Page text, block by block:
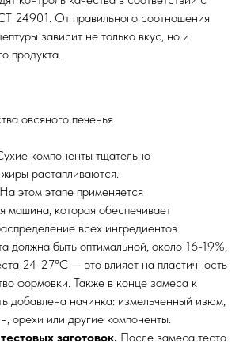
24901. От правильного соотношения
зависит не только вкус, но и
продукта.
овсяного печенья
компоненты тщательно
растапливаются.
На этом этапе применяется
машина, которая обеспечивает
всех ингредиентов.
должна быть оптимальной, около 16-19%,
24-27ºC — это влияет на пластичность
формовки. Также в конце замеса к
добавлена начинка: измельченный изюм,
орехи или другие компоненты.
заготовок. После замеса тесто